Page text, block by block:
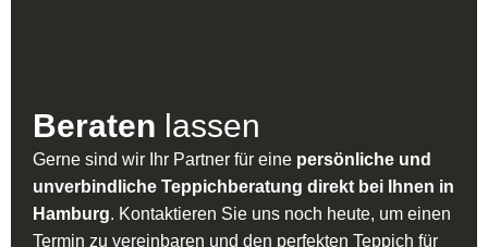
Beraten lassen
Gerne sind wir Ihr Partner für eine persönliche und
unverbindliche Teppichberatung direkt bei Ihnen in
Hamburg. Kontaktieren Sie uns noch heute, um einen
Termin zu vereinbaren und den perfekten Teppich für